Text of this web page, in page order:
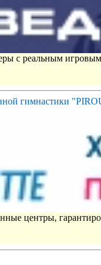
с реальным
гимнастики
центры,